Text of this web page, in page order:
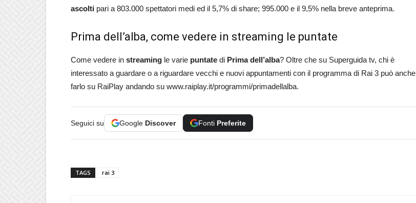
ascolti pari a 803.000 spettatori medi ed il 5,7% di share; 995.000 e il 9,5% nella breve anteprima.
Prima dell’alba, come vedere in streaming le puntate
Come vedere in streaming le varie puntate di Prima dell’alba? Oltre che su Superguida tv, chi è
interessato a guardare o a riguardare vecchi e nuovi appuntamenti con il programma di Rai 3 può anche
farlo su RaiPlay andando su www.raiplay.it/programmi/primadellalba.
Seguici su Google Discover Fonti Preferite
TAGS rai 3